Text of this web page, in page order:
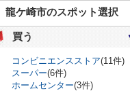
龍ケ崎市のスポット選択
買う
コンビニエンスストア(11件)
スーパー(6件)
ホームセンター(3件)